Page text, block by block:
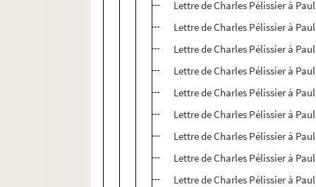
Lettre de Charles Pélissier à
Lettre de Charles Pélissier à
Lettre de Charles Pélissier à
Lettre de Charles Pélissier à
Lettre de Charles Pélissier à
Lettre de Charles Pélissier à
Lettre de Charles Pélissier à
Lettre de Charles Pélissier à
Lettre de Charles Pélissier à